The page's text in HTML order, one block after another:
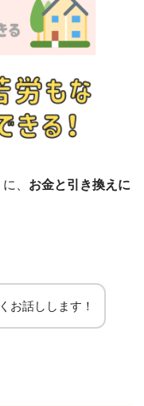
、 お金と引き換えに
お話しします！